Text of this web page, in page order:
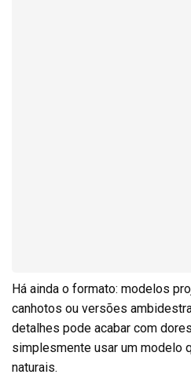
Há ainda o formato: modelos
canhotos ou versões
detalhes pode acabar com
simplesmente usar um modelo
naturais.